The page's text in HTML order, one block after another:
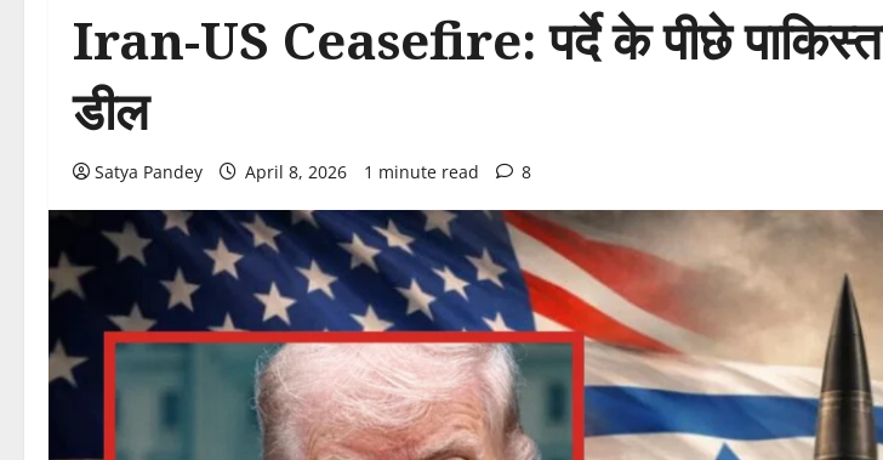
Iran-US Ceasefire: पर्दे के पीछे
डील
Satya Pandey April 8, 2026 1 minute read 8